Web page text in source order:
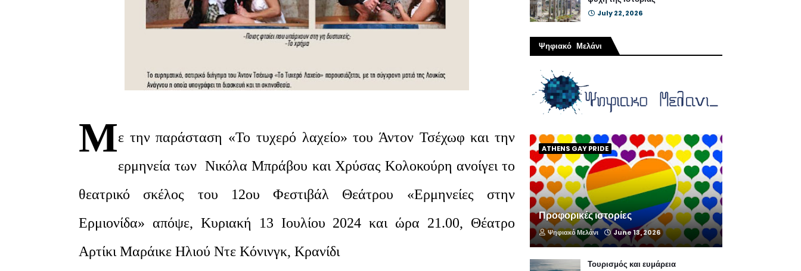
Με την παράσταση «Το τυχερό λαχείο» του Άντον Τσέχωφ και την
ερμηνεία των Νικόλα Μπράβου και Χρύσας Κολοκούρη ανοίγει το
θεατρικό σκέλος του 12ου Φεστιβάλ Θεάτρου «Ερμηνείες στην
Ερμιονίδα» απόψε, Κυριακή 13 Ιουλίου 2024 και ώρα 21.00, Θέατρο
Αρτίκι Μαράικε Ηλιού Ντε Κόνινγκ, Κρανίδι
July 22, 2026
Ψηφιακό Μελάνι
ATHENS GAY PRIDE
Προφορικές ιστορίες
Ψηφιακό Μελάνι June 13, 2026
Τουρισμός και ευμάρεια